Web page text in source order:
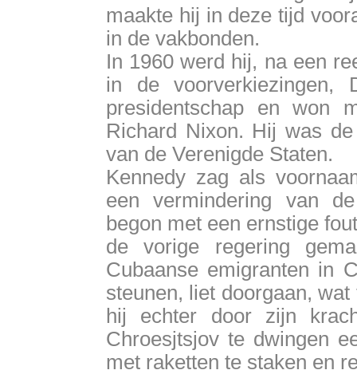
maakte hij in deze tijd
in de vakbonden.
In 1960 werd hij, na een
in de voorverkiezingen,
presidentschap en won
Richard Nixon. Hij was
van de Verenigde Staten.
Kennedy zag als
een vermindering van
begon met een ernstige
de vorige regering
Cubaanse emigranten in
steunen, liet doorgaan,
hij echter door zijn
Chroesjtsjov te dwingen
met raketten te staken en